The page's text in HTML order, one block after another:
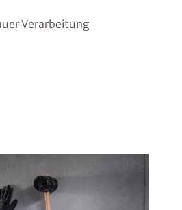
Verarbeitung